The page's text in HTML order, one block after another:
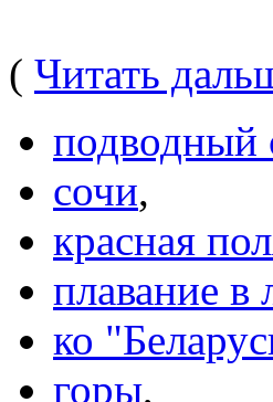
( Читать
подводный
сочи,
красная
плавание в
ко
горы,